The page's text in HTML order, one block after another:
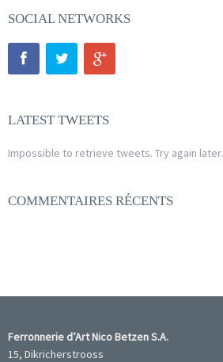
SOCIAL NETWORKS
LATEST TWEETS
Impossible to retrieve tweets. Try again later.
COMMENTAIRES RÉCENTS
Ferronnerie d’Art Nico Betzen S.A.
15, Dikricherstrooss